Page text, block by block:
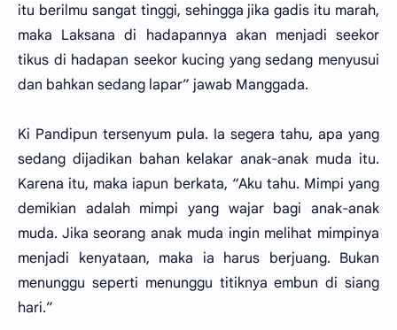
itu berilmu sangat tinggi, sehingga jika gadis itu marah,
maka Laksana di hadapannya akan menjadi seekor
tikus di hadapan seekor kucing yang sedang menyusui
dan bahkan sedang lapar” jawab Manggada.
Ki Pandipun tersenyum pula. Ia segera tahu, apa yang
sedang dijadikan bahan kelakar anak-anak muda itu.
Karena itu, maka iapun berkata, “Aku tahu. Mimpi yang
demikian adalah mimpi yang wajar bagi anak-anak
muda. Jika seorang anak muda ingin melihat mimpinya
menjadi kenyataan, maka ia harus berjuang. Bukan
menunggu seperti menunggu titiknya embun di siang
hari.”